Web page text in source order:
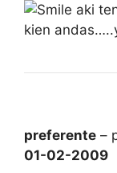
aki
kien
preferente –
01-02-2009